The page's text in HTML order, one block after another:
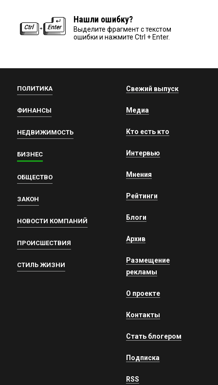
Нашли ошибку?
Выделите фрагмент с текстом
ошибки и нажмите Ctrl + Enter.
ПОЛИТИКА
ФИНАНСЫ
НЕДВИЖИМОСТЬ
БИЗНЕС
ОБЩЕСТВО
ЗАКОН
НОВОСТИ КОМПАНИЙ
ПРОИСШЕСТВИЯ
СТИЛЬ ЖИЗНИ
Свежий выпуск
Медиа
Кто есть кто
Интервью
Мнения
Рейтинги
Блоги
Архив
Размещение
рекламы
О проекте
Контакты
Стать блогером
Подписка
RSS